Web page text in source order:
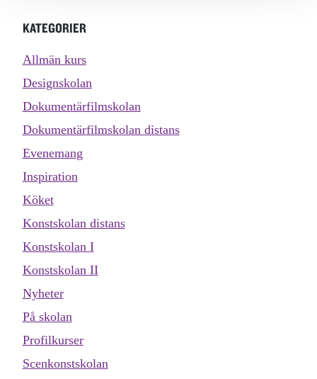
KATEGORIER
Allmän kurs
Designskolan
Dokumentärfilmskolan
Dokumentärfilmskolan distans
Evenemang
Inspiration
Köket
Konstskolan distans
Konstskolan I
Konstskolan II
Nyheter
På skolan
Profilkurser
Scenkonstskolan